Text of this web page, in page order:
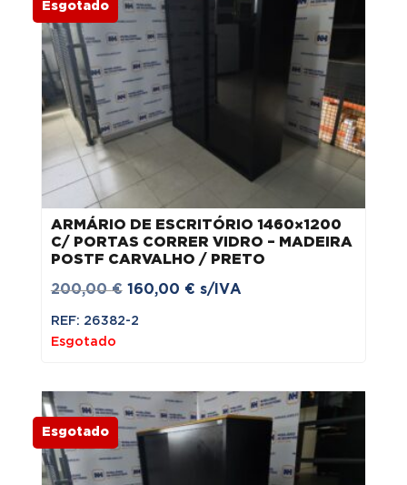
ARMÁRIO DE ESCRITÓRIO 1460×1200
C/ PORTAS CORRER VIDRO – MADEIRA
POSTF CARVALHO / PRETO
200,00€ O
preço
160,00 €Os/IVA
REF: 26382-2
Esgotado
Esgotado
Esgotado